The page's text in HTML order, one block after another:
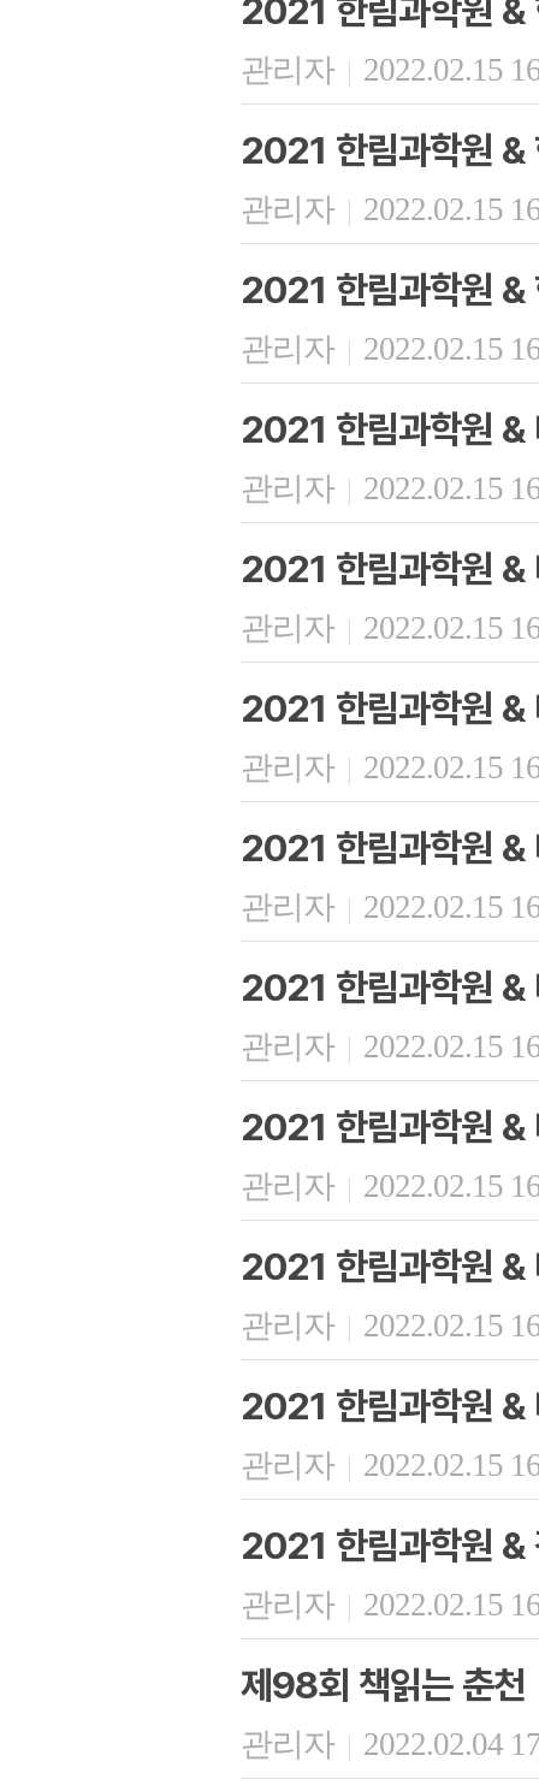
관리자 | 2022.02.15
2021 한림과학원 &
관리자 | 2022.02.15
2021 한림과학원 &
관리자 | 2022.02.15
2021 한림과학원 &
관리자 | 2022.02.15
2021 한림과학원 &
관리자 | 2022.02.15
2021 한림과학원 &
관리자 | 2022.02.15
2021 한림과학원 &
관리자 | 2022.02.15
2021 한림과학원 &
관리자 | 2022.02.15
2021 한림과학원 &
관리자 | 2022.02.15
2021 한림과학원 &
관리자 | 2022.02.15
2021 한림과학원 &
관리자 | 2022.02.15
2021 한림과학원 &
관리자 | 2022.02.15
제98회 책읽는 춘천
관리자 | 2022.02.04